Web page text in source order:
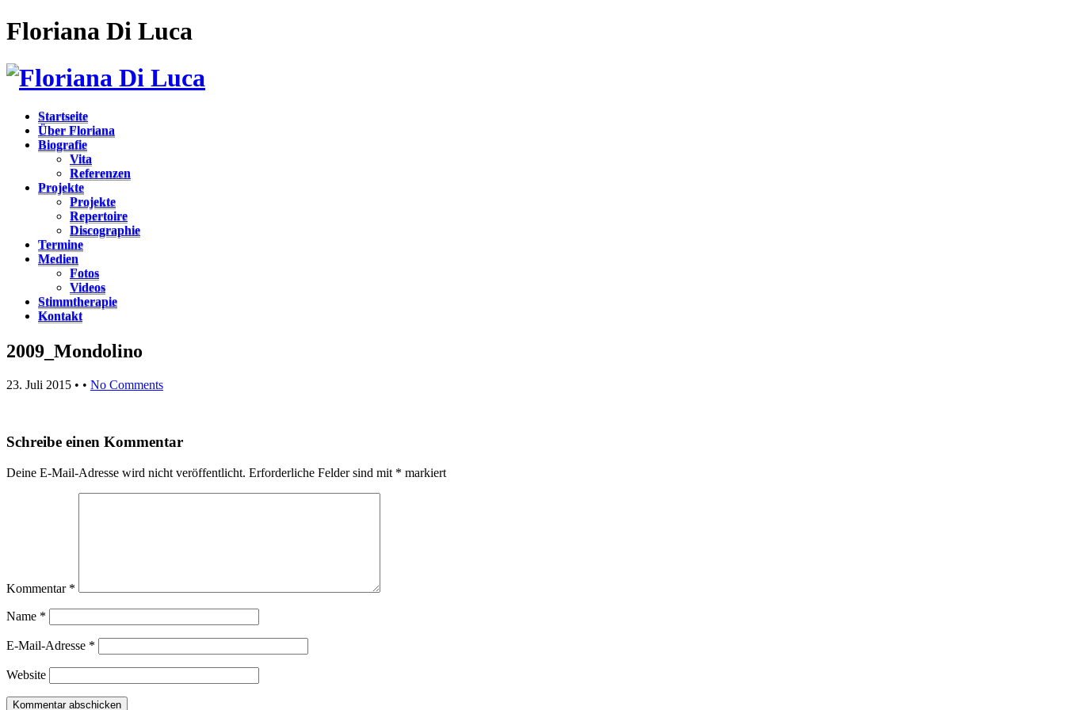
Floriana Di Luca
Startseite
Über Floriana
Biografie
Vita
Referenzen
Projekte
Projekte
Repertoire
Discographie
Termine
Medien
Fotos
Videos
Stimmtherapie
Kontakt
2009_Mondolino
23. Juli 2015 • • No Comments
Schreibe einen Kommentar
Deine E-Mail-Adresse wird nicht veröffentlicht. Erforderliche Felder sind mit * markiert
Kommentar *
Name *
E-Mail-Adresse *
Website